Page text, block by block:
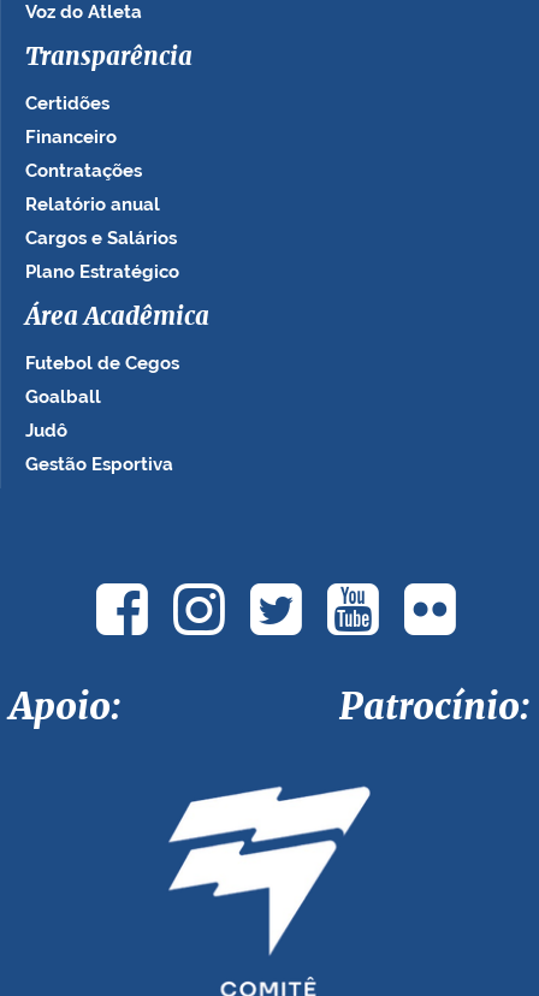
Voz do Atleta
Transparência
Certidões
Financeiro
Contratações
Relatório anual
Cargos e Salários
Plano Estratégico
Área Acadêmica
Futebol de Cegos
Goalball
Judô
Gestão Esportiva
Apoio: Patrocínio: